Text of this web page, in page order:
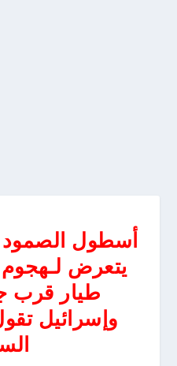
أسطول الصمود
يتعرض
طيار قرب
وإسرائيل